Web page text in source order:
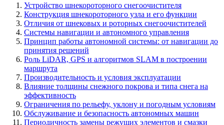
Устройство шнекороторного снегоочистителя
Конструкция шнекороторного узла и его функции
Отличия от шнековых и роторных снегоочистителей
Системы навигации и автономного управления
Принцип работы автономной системы: от навигации до
принятия решений
Роль LiDAR, GPS и алгоритмов SLAM в построении
маршрута
Производительность и условия эксплуатации
Влияние толщины снежного покрова и типа снега на
эффективность
Ограничения по рельефу, уклону и погодным условиям
Обслуживание и безопасность автономных машин
Периодичность замены режущих элементов и смазки